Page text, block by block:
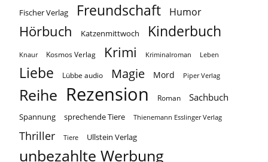
Fischer Verlag Freundschaft Humor
Hörbuch Katzenmittwoch Kinderbuch
Knaur Kosmos Verlag Krimi Kriminalroman Leben
Liebe Lübbe audio Magie Mord Piper Verlag
Reihe Rezension Roman Sachbuch
Spannung sprechende Tiere Thienemann Esslinger Verlag
Thriller Tiere Ullstein Verlag
unbezahlte Werbung